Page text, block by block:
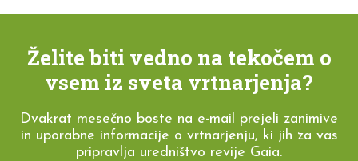
Želite biti vedno na tekočem o
vsem iz sveta vrtnarjenja?
Dvakrat mesečno boste na e-mail prejeli zanimive
in uporabne informacije o vrtnarjenju, ki jih za vas
pripravlja uredništvo revije Gaia.